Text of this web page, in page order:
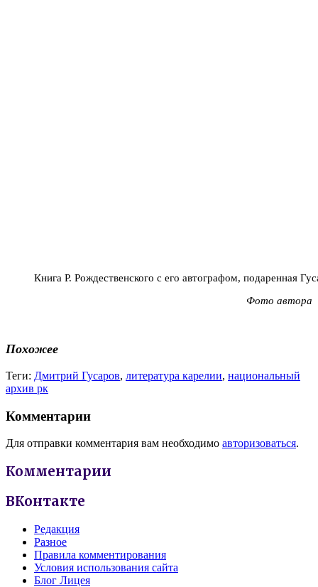
Книга Р. Рождественского с его автографом, подаренная
Фото автора
Похожее
Теги: Дмитрий Гусаров, литература карелии, национальный
архив рк
Комментарии
Для отправки комментария вам необходимо авторизоваться.
Комментарии
ВКонтакте
Редакция
Разное
Правила комментирования
Условия использования сайта
Блог Лицея